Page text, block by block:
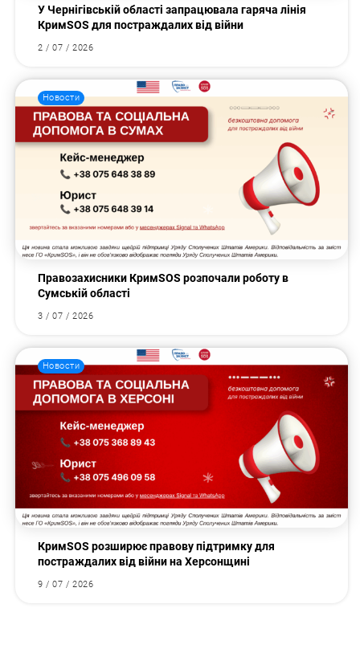
У Чернігівській області запрацювала гаряча лінія
КримSOS для постраждалих від війни
2 / 07 / 2026
Новости
Правозахисники КримSOS розпочали роботу в
Сумській області
3 / 07 / 2026
Новости
КримSOS розширює правову підтримку для
постраждалих від війни на Херсонщині
9 / 07 / 2026